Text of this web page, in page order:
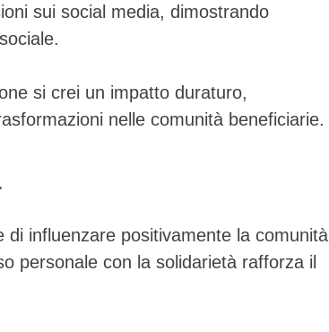
sui social media, dimostrando
si crei un impatto duraturo,
nelle comunità beneficiarie.
influenzare positivamente la comunità
personale con la solidarietà rafforza il